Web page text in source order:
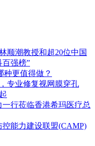
顺潮教授和超20位中国
百强榜”
种更值得做？
专业修复视网膜穿孔
行莅临香港希玛医疗总
能力建设联盟(CAMP)